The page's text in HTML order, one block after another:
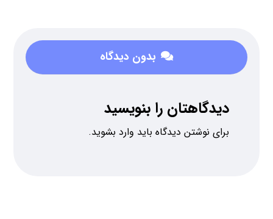
بدون دیدگاه
دیدگاهتان را بنویسید
برای نوشتن دیدگاه باید وارد بشوید.